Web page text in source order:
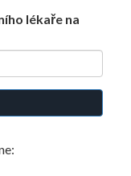
lékaře na